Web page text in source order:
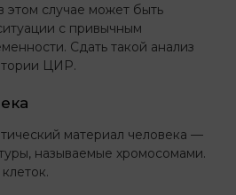
этом случае может быть
с привычным
Сдать такой анализ
ЦИР.
материал человека —
называемые хромосомами.